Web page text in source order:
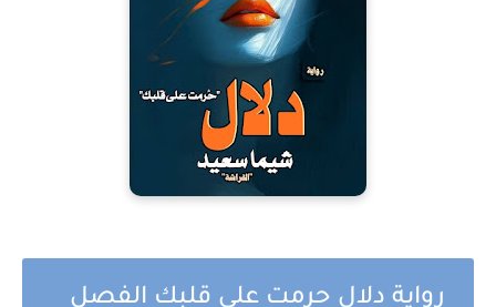
رواية دلال حرمت علي قلبك الفصل